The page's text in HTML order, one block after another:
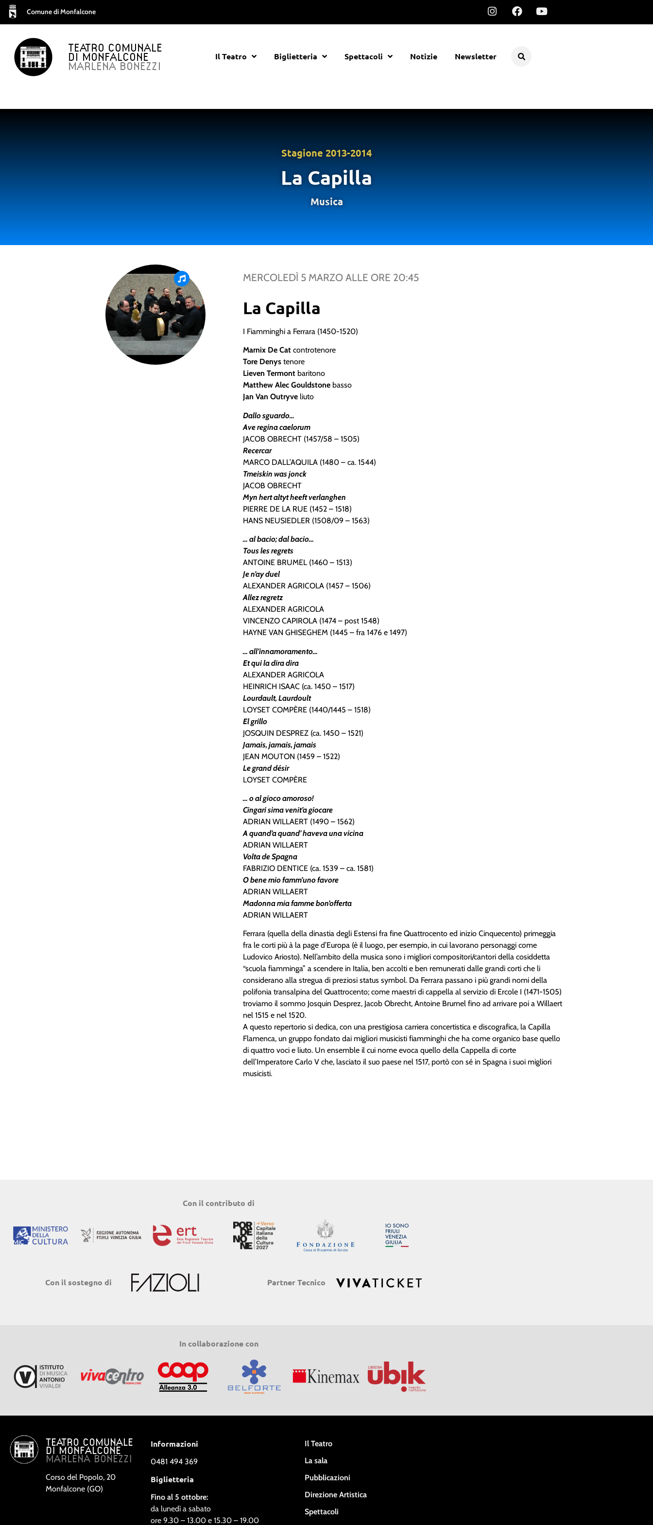
Comune di Monfalcone
TEATRO COMUNALE
DI MONFALCONE
MARLENA BONEZZI
Il Teatro Biglietteria Spettacoli Notizie Newsletter
Stagione 2013-2014
La Capilla
Musica
MERCOLEDÌ 5 MARZO ALLE ORE 20:45
La Capilla
I Fiamminghi a Ferrara (1450-1520)
Marnix De Cat controtenore
Tore Denystenore
Lieven Termont baritono
Matthew Alec Gouldstone basso
Jan Van Outryve liuto
Dallo sguardo…
Ave regina caelorum
JACOB OBRECHT (1457/58 – 1505)
Recercar
MARCO DALL’AQUILA (1480 – ca. 1544)
Tmeiskin was jonck
JACOB OBRECHT
Myn hert altyt heeft verlanghen
PIERRE DE LA RUE (1452 – 1518)
HANS NEUSIEDLER (1508/09 – 1563)
… al bacio; dal bacio…
Tous les regrets
ANTOINE BRUMEL (1460 – 1513)
Je n’ay duel
ALEXANDER AGRICOLA (1457 – 1506)
Allez regretz
ALEXANDER AGRICOLA
VINCENZO CAPIROLA (1474 – post 1548)
HAYNE VAN GHISEGHEM (1445 – fra 1476 e 1497)
… all’innamoramento…
Et qui la dira dira
ALEXANDER AGRICOLA
HEINRICH ISAAC (ca. 1450 – 1517)
Lourdault, Laurdoult
LOYSET COMPÈRE (1440/1445 – 1518)
El grillo
JOSQUIN DESPREZ (ca. 1450 – 1521)
Jamais, jamais, jamais
JEAN MOUTON (1459 – 1522)
Le grand désir
LOYSET COMPÈRE
… o al gioco amoroso!
Cingari sima venit’a giocare
ADRIAN WILLAERT (1490 – 1562)
A quand’a quand’ haveva una vicina
ADRIAN WILLAERT
Volta de Spagna
FABRIZIO DENTICE (ca. 1539 – ca. 1581)
O bene mio famm’uno favore
ADRIAN WILLAERT
Madonna mia famme bon’offerta
ADRIAN WILLAERT
Ferrara (quella della dinastia degli Estensi fra fine Quattrocento ed inizio Cinquecento) primeggia
fra le corti più à la page d’Europa (è il luogo, per esempio, in cui lavorano personaggi come
Ludovico Ariosto). Nell’ambito della musica sono i migliori compositori/cantori della cosiddetta
“scuola fiamminga” a scendere in Italia, ben accolti e ben remunerati dalle grandi corti che li
considerano alla stregua di preziosi status symbol. Da Ferrara passano i più grandi nomi della
polifonia transalpina del Quattrocento; come maestri di cappella al servizio di Ercole I (1471-1505)
troviamo il sommo Josquin Desprez, Jacob Obrecht, Antoine Brumel fino ad arrivare poi a Willaert
nel 1515 e nel 1520.
A questo repertorio si dedica, con una prestigiosa carriera concertistica e discografica, la Capilla
Flamenca, un gruppo fondato dai migliori musicisti fiamminghi che ha come organico base quello
di quattro voci e liuto. Un ensemble il cui nome evoca quello della Cappella di corte
dell’Imperatore Carlo V che, lasciato il suo paese nel 1517, portò con sé in Spagna i suoi migliori
musicisti.
Con il contributo di
Con il sostegno di Partner Tecnico
In collaborazione con
TEATRO COMUNALE
DI MONFALCONE
MARLENA BONEZZI
Corso del Popolo, 20
Monfalcone (GO)
Informazioni
0481 494 369
Biglietteria
Fino al 5 ottobre:
da lunedì a sabato
ore 9.30 – 13.00 e 15.30 – 19.00
Il Teatro
La sala
Pubblicazioni
Direzione Artistica
Spettacoli